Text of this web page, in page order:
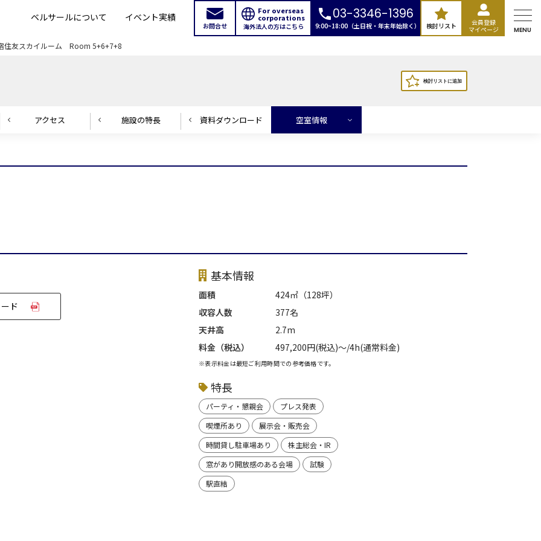
ベルサールについて イベント実績
お問合せ
For overseas
corporations
海外法人の方はこちら
03-3346-1396
9:00~18:00（土日祝・年末年始除く） 検討リスト
会員登録
マイページ
MENU
住友スカイルーム Room 5+6+7+8
アクセス 施設の特長 資料ダウンロード 空室情報
ド
基本情報
面積
424㎡（128坪）
収容人数
377名
天井高
2.7m
料金（税込）
497,200円(税込)〜/4h(通常料金)
※表示料金は最短ご利用時間での参考価格です。
特長
パーティ・懇親会
プレス発表
喫煙所あり
展示会・販売会
時間貸し駐車場あり
株主総会・IR
窓があり開放感のある会場
試験
駅直結